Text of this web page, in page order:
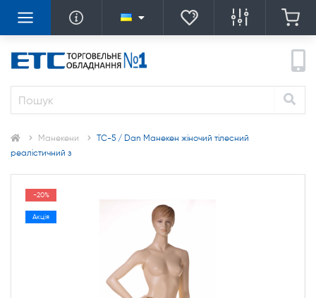
Манекени
TC-5 / Dan Манекен жіночий тілесний
реалістичний з
-20%
Акція